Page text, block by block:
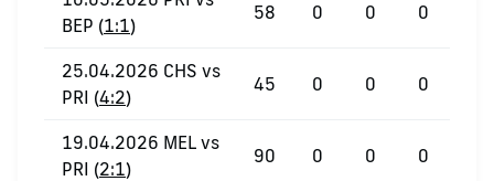
BEP (1:1)
58 0 0 0
25.04.2026 CHS vs
PRI (4:2)
45 0 0 0
19.04.2026 MEL vs
PRI (2:1)
90 0 0 0